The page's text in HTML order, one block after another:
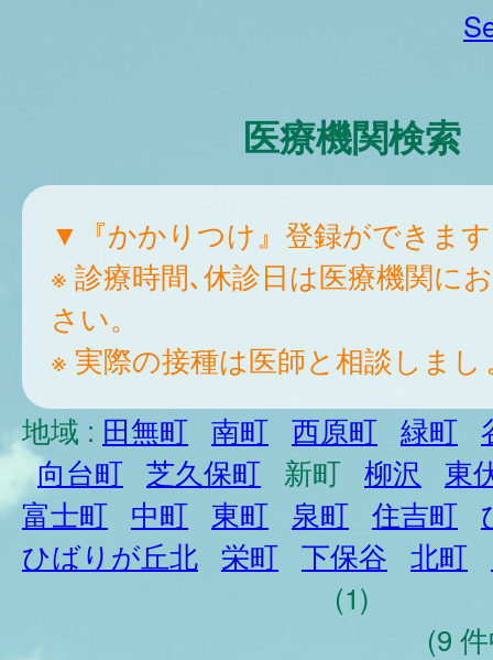
医療機関検索
▼『かかりつけ』登録ができま
※ 診療時間､休診日は医療機関に
さい。
※ 実際の接種は医師と相談しまし
地域 : 田無町 南町 西原町 緑町
向台町 芝久保町 新町 柳沢
東
富士町
中町 東町 泉町 住吉町
ひばりが丘北
栄町 下保谷 北町
(1)
(9